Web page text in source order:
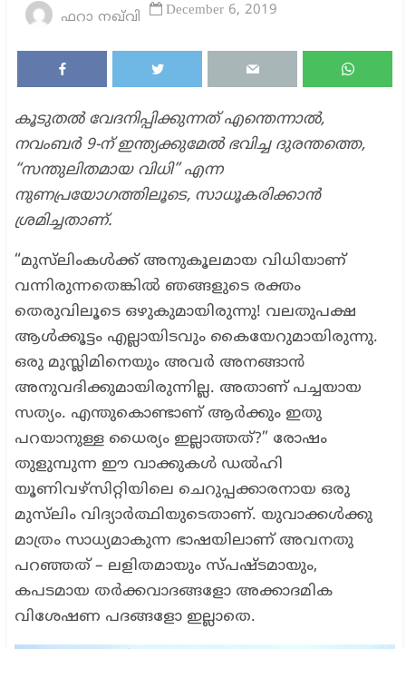
ഫറാ നഖ്‌വി December 6, 2019
കൂടുതൽ വേദനിപ്പിക്കുന്നത് എന്തെന്നാൽ,
നവംബർ 9-ന് ഇന്ത്യക്കുമേൽ ഭവിച്ച ദുരന്തത്തെ,
“സന്തുലിതമായ വിധി” എന്ന
നുണപ്രയോഗത്തിലൂടെ, സാധൂകരിക്കാൻ
ശ്രമിച്ചതാണ്.
“മുസ്‌ലിംകൾക്ക് അനുകൂലമായ വിധിയാണ്
വന്നിരുന്നതെങ്കിൽ ഞങ്ങളുടെ രക്തം
തെരുവിലൂടെ ഒഴുകുമായിരുന്നു! വലതുപക്ഷ
ആൾക്കൂട്ടം എല്ലായിടവും കൈയേറുമായിരുന്നു.
ഒരു മുസ്ലിമിനെയും അവർ അനങ്ങാൻ
അനുവദിക്കുമായിരുന്നില്ല. അതാണ് പച്ചയായ
സത്യം. എന്തുകൊണ്ടാണ് ആർക്കും ഇതു
പറയാനുള്ള ധൈര്യം ഇല്ലാത്തത്?” രോഷം
തുളുമ്പുന്ന ഈ വാക്കുകൾ ഡൽഹി
യൂണിവഴ്സിറ്റിയിലെ ചെറുപ്പക്കാരനായ ഒരു
മുസ്‌ലിം വിദ്യാർത്ഥിയുടെതാണ്. യുവാക്കൾക്കു
മാത്രം സാധ്യമാകുന്ന ഭാഷയിലാണ് അവനതു
പറഞ്ഞത് – ലളിതമായും സ്പഷ്ടമായും,
കപടമായ തർക്കവാദങ്ങളോ അക്കാദമിക
വിശേഷണ പദങ്ങളോ ഇല്ലാതെ.